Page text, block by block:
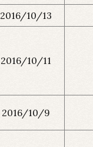
2016/10/13
2016/10/11
2016/10/9